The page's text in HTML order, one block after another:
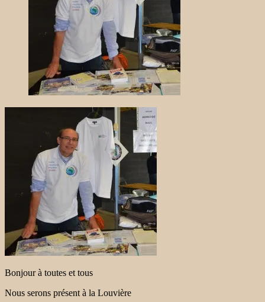
Bonjour à toutes et tous
Nous serons présent à la Louvière